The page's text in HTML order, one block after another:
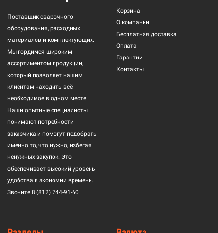
Поставщик сварочного
оборудования, расходных
материалов и комплектующих.
Мы гордимся широким
ассортиментом продукции,
который позволяет нашим
клиентам находить всё
необходимое в одном месте.
Наши опытные специалисты
понимают потребности
заказчика и помогут подобрать
именно то, что нужно, избегая
ненужных закупок. Это
обеспечивает высокий уровень
удобства и экономии времени.
Звоните 8 (812) 244-91-60
Корзина
О компании
Бесплатная доставка
Оплата
Гарантии
Контакты